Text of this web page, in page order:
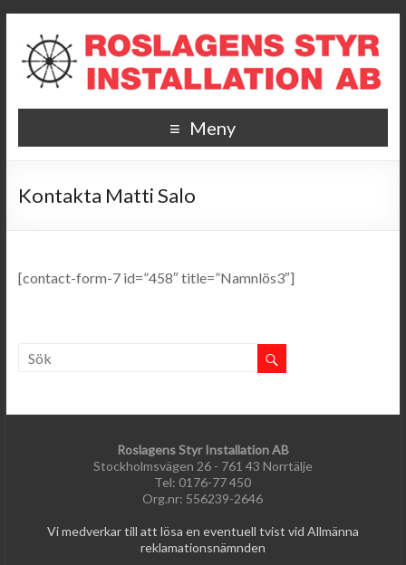
Meny
Kontakta Matti Salo
[contact-form-7 id=”458″ title=”Namnlös3″]
Roslagens Styr Installation AB
Stockholmsvägen 26 - 761 43 Norrtälje
Tel: 0176-77 450
Org.nr: 556239-2646
Vi medverkar till att lösa en eventuell tvist vid Allmänna
reklamationsnämnden